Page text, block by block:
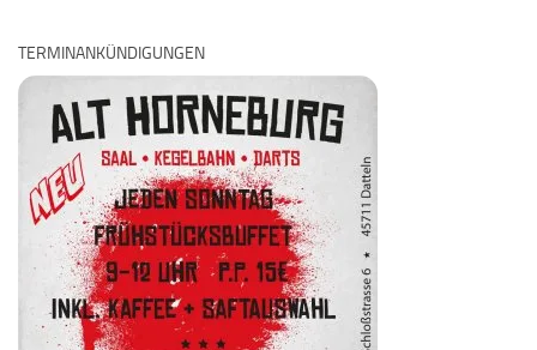
TERMINANKÜNDIGUNGEN